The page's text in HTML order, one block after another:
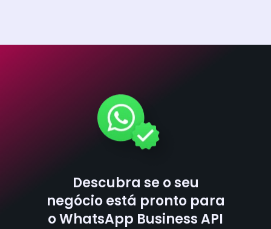
Descubra se o seu
negócio está pronto para
o WhatsApp Business API